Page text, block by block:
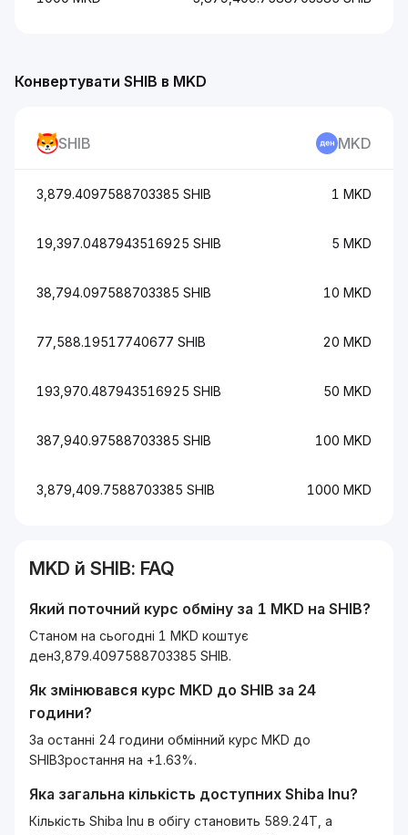
Конвертувати SHIB в MKD
SHIB MKD
3,879.4097588703385 SHIB 1 MKD
19,397.0487943516925 SHIB 5 MKD
38,794.097588703385 SHIB 10 MKD
77,588.19517740677 SHIB 20 MKD
193,970.487943516925 SHIB 50 MKD
387,940.97588703385 SHIB 100 MKD
3,879,409.7588703385 SHIB 1000 MKD
MKD й SHIB: FAQ
Який поточний курс обміну за 1 MKD на SHIB?
Станом на сьогодні 1 MKD коштує
ден3,879.4097588703385 SHIB.
Як змінювався курс MKD до SHIB за 24
години?
За останні 24 години обмінний курс MKD до
SHIBЗростання на +1.63%.
Яка загальна кількість доступних Shiba Inu?
Кількість Shiba Inu в обігу становить 589.24T, а